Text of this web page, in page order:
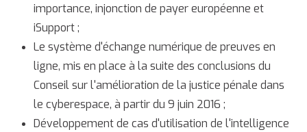
importance, injonction de payer européenne et
iSupport ;
Le système d'échange numérique de preuves en
ligne, mis en place à la suite des conclusions du
Conseil sur l'amélioration de la justice pénale dans
le cyberespace, à partir du 9 juin 2016 ;
Développement de cas d'utilisation de l'intelligence